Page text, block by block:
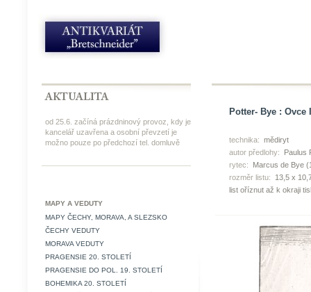
od 25.6. začíná prázdninový provoz, kdy je
kancelář uzavřena a osobní převzetí je
možno pouze po předchozí tel. domluvě
MAPY A VEDUTY
MAPY ČECHY, MORAVA, A SLEZSKO
ČECHY VEDUTY
MORAVA VEDUTY
PRAGENSIE 20. STOLETÍ
PRAGENSIE DO POL. 19. STOLETÍ
BOHEMIKA 20. STOLETÍ
Potter- Bye : Ovce
technika: mědiryt
autor předlohy:
Paulus
rytec:
Marcus de Bye
rozměr listu:
13,5 x
list oříznut až k okraji